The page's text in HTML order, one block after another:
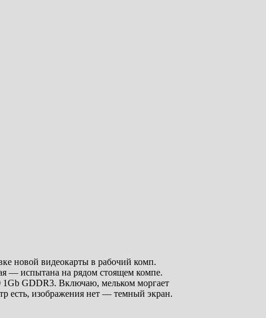
новой видеокарты в рабочий комп.
— испытана на рядом стоящем компе.
1Gb GDDR3. Включаю, мельком моргает
есть, изображения нет — темный экран.